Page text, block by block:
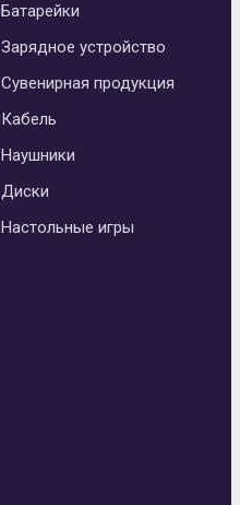
Батарейки
Зарядное устройство
Сувенирная продукция
Кабель
Наушники
Диски
Настольные игры